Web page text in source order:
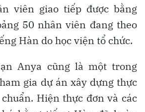
viên giao tiếp được bằng
50 nhân viên đang theo
Hàn do học viện tổ chức.
Anya cũng là một trong
gia dự án xây dựng thực
Hiện thực đơn và các